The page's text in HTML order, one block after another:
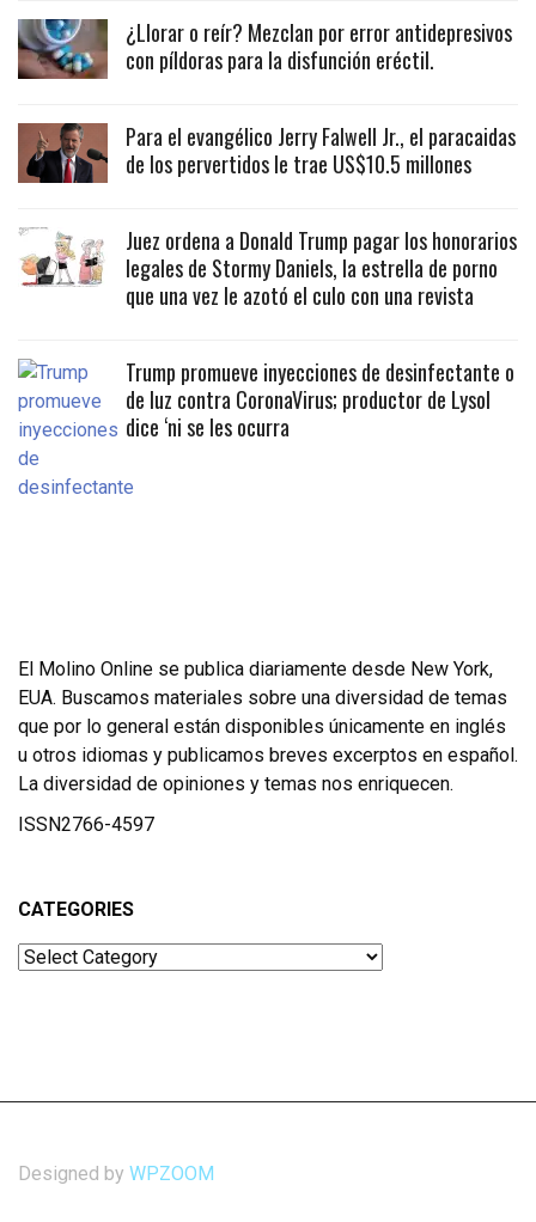
¿Llorar o reír? Mezclan por error antidepresivos
con píldoras para la disfunción eréctil.
Para el evangélico Jerry Falwell Jr., el paracaidas
de los pervertidos le trae US$10.5 millones
Juez ordena a Donald Trump pagar los honorarios
legales de Stormy Daniels, la estrella de porno
que una vez le azotó el culo con una revista
Trump promueve inyecciones de desinfectante o
de luz contra CoronaVirus; productor de Lysol
dice ‘ni se les ocurra
El Molino Online se publica diariamente desde New York,
EUA. Buscamos materiales sobre una diversidad de temas
que por lo general están disponibles únicamente en inglés
u otros idiomas y publicamos breves excerptos en español.
La diversidad de opiniones y temas nos enriquecen.
ISSN2766-4597
CATEGORIES
Categories
Designed by WPZOOM